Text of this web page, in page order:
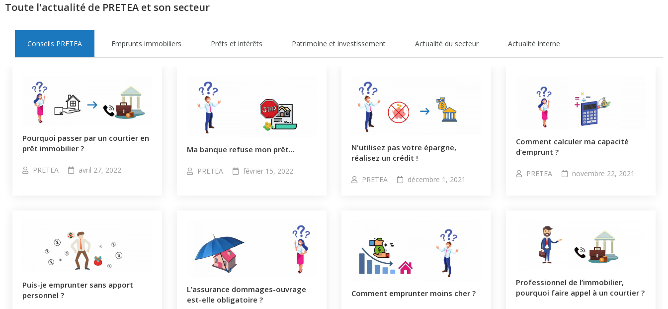
Toute l'actualité de PRETEA et son secteur
Conseils PRETEA Emprunts immobiliers Prêts et intérêts Patrimoine et investissement Actualité du secteur Actualité interne
Pourquoi passer par un courtier en
prêt immobilier ?
PRETEA avril 27, 2022
Ma banque refuse mon prêt...
PRETEA février 15, 2022
N'utilisez pas votre épargne,
réalisez un crédit !
PRETEA décembre 1, 2021
Comment calculer ma capacité
d’emprunt ?​
PRETEA novembre 22, 2021
Puis-je emprunter sans apport
personnel ?​
L’assurance dommages-ouvrage
est-elle obligatoire ?
Comment emprunter moins cher ?
Professionnel de l’immobilier,
pourquoi faire appel à un courtier ?